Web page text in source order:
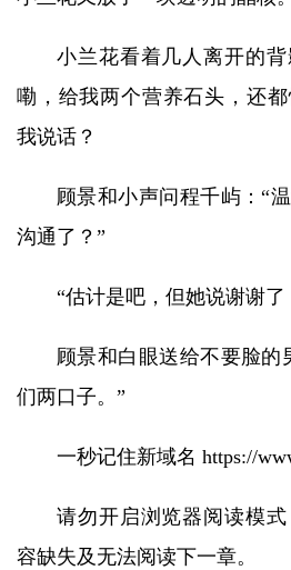
小兰花看着几人离开的
嘞，给我两个营养石头，还
我说话？
顾景和小声问程千屿：“
沟通了？”
“估计是吧，但她说谢谢
顾景和白眼送给不要脸的
们两口子。”
一秒记住新域名 https://
请勿开启浏览器阅读模
容缺失及无法阅读下一章。